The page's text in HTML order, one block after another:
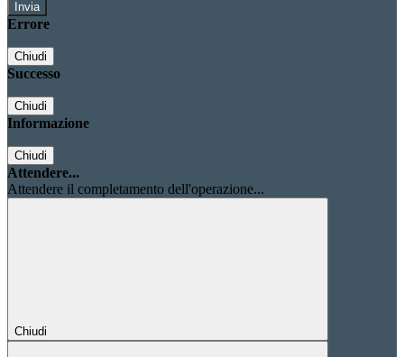
Errore
Chiudi
Successo
Chiudi
Informazione
Chiudi
Attendere...
Attendere il completamento dell'operazione...
Chiudi